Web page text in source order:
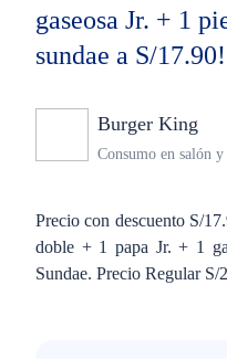
gaseosa Jr. + 1
sundae a S/17.90!
Burger King
Consumo en salón
Precio con descuento S/
doble + 1 papa Jr. + 1
Sundae. Precio Regular S/